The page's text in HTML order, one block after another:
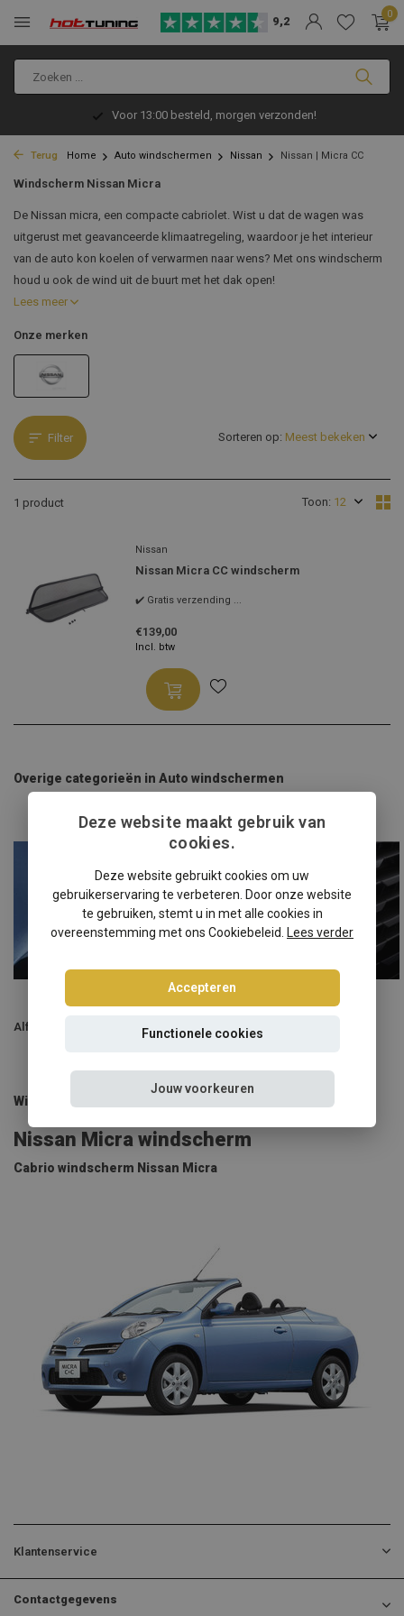
9,2
0
Voor 13:00 besteld, morgen verzonden!
Terug Home Auto windschermen Nissan Nissan | Micra CC
Windscherm Nissan Micra
De Nissan micra, een compacte cabriolet. Wist u dat de wagen was
uitgerust met geavanceerde klimaatregeling, waardoor je het interieur
van de auto kon koelen of verwarmen naar wens? Met ons windscherm
houd u ook de wind uit de buurt met het dak open!
Lees meer
Onze merken
Filter
1 product Toon:
Sorteren op:
Nissan
Nissan Micra CC windscherm
✔️ Gratis verzending ...
€139,00
Incl. btw
Overige categorieën in Auto windschermen
Alfa Romeo Audi
Windscherm Nissan Micra
Nissan Micra windscherm
Cabrio windscherm Nissan Micra
Klantenservice
Contactgegevens
Deze website maakt gebruik van
cookies.
Deze website gebruikt cookies om uw
gebruikerservaring te verbeteren. Door onze website
te gebruiken, stemt u in met alle cookies in
overeenstemming met ons Cookiebeleid. Lees verder
Accepteren
Functionele cookies
Jouw voorkeuren